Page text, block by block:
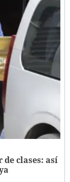
clases: así